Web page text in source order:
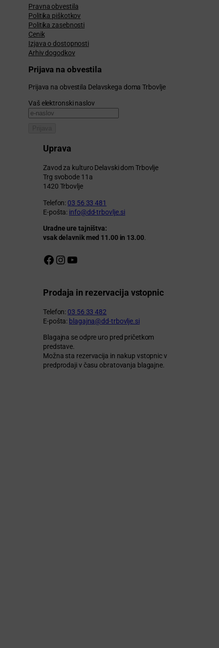
Pravna obvestila
Politika piškotkov
Politika zasebnosti
Cenik
Izjava o dostopnosti
Arhiv dogodkov
Prijava na obvestila
Prijava na obvestila Delavskega doma Trbovlje
Vaš elektronski naslov
Uprava
Zavod za kulturo Delavski dom Trbovlje
Trg svobode 11a
1420 Trbovlje
Telefon: 03 56 33 481
E-pošta: info@dd-trbovlje.si
Uradne ure tajništva:
vsak delavnik med 11.00 in 13.00.
Facebook stran DDT Instagram profil DDT Youtube kanal DDT
Prodaja in rezervacija vstopnic
Telefon: 03 56 33 482
E-pošta: blagajna@dd-trbovlje.si
Blagajna se odpre uro pred pričetkom
predstave.
Možna sta rezervacija in nakup vstopnic v
predprodaji v času obratovanja blagajne.